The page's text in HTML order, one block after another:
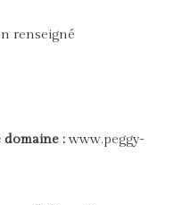
renseigné
domaine :www.peggy-